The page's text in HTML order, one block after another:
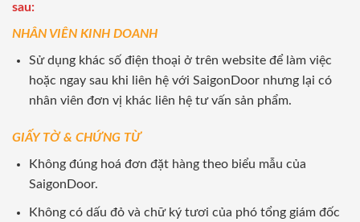
sau:
NHÂN VIÊN KINH DOANH
Sử dụng khác số điện thoại ở trên website để làm việc
hoặc ngay sau khi liên hệ với SaigonDoor nhưng lại có
nhân viên đơn vị khác liên hệ tư vấn sản phẩm.
GIẤY TỜ & CHỨNG TỪ
Không đúng hoá đơn đặt hàng theo biểu mẫu của
SaigonDoor.
Không có dấu đỏ và chữ ký tươi của phó tổng giám đốc